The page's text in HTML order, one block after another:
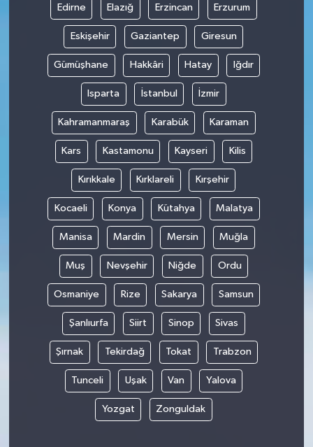
Edirne Elazığ Erzincan Erzurum
Eskişehir Gaziantep Giresun
Gümüşhane Hakkâri Hatay Iğdır
Isparta İstanbul İzmir
Kahramanmaraş Karabük Karaman
Kars Kastamonu Kayseri Kilis
Kırıkkale Kırklareli Kırşehir
Kocaeli Konya Kütahya Malatya
Manisa Mardin Mersin Muğla
Muş Nevşehir Niğde Ordu
Osmaniye Rize Sakarya Samsun
Şanlıurfa Siirt Sinop Sivas
Şırnak Tekirdağ Tokat Trabzon
Tunceli Uşak Van Yalova
Yozgat Zonguldak